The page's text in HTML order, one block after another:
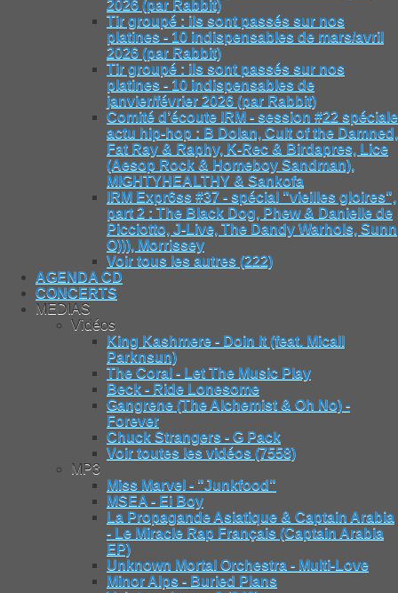
2026 (par Rabbit)
Tir groupé : ils sont passés sur nos
platines - 10 indispensables de mars/avril
2026 (par Rabbit)
Tir groupé : ils sont passés sur nos
platines - 10 indispensables de
janvier/février 2026 (par Rabbit)
Comité d’écoute IRM - session #22 spéciale
actu hip-hop : B Dolan, Cult of the Damned,
Fat Ray & Raphy, K-Rec & Birdapres, Lice
(Aesop Rock & Homeboy Sandman),
MIGHTYHEALTHY & Sankofa
IRM Expr6ss #37 - spécial "vieilles gloires",
part 2 : The Black Dog, Phew & Danielle de
Picciotto, J-Live, The Dandy Warhols, Sunn
O))), Morrissey
Voir tous les autres (222)
AGENDA CD
CONCERTS
MEDIAS
Vidéos
King Kashmere - Doin It (feat. Micall
Parknsun)
The Coral - Let The Music Play
Beck - Ride Lonesome
Gangrene (The Alchemist & Oh No) -
Forever
Chuck Strangers - G Pack
Voir toutes les vidéos (7558)
MP3
Miss Marvel - "Junkfood"
MSEA - Ei Boy
La Propagande Asiatique & Captain Arabia
- Le Miracle Rap Français (Captain Arabia
EP)
Unknown Mortal Orchestra - Multi-Love
Minor Alps - Buried Plans